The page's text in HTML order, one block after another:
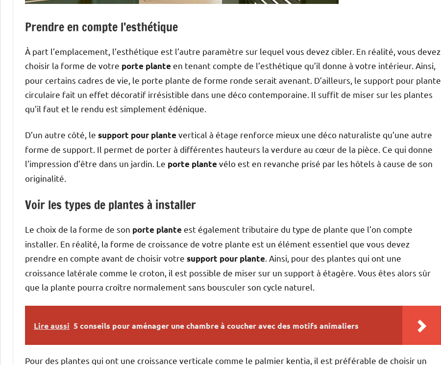
Prendre en compte l’esthétique
À part l’emplacement, l’esthétique est l’autre paramètre sur lequel vous devez cibler. En réalité, vous devez
choisir la forme de votre porte planteen tenant compte de l’esthétique qu’il donne à votre intérieur. Ainsi,
pour certains cadres de vie, le porte plante de forme ronde serait avenant. D’ailleurs, le support pour plante
circulaire fait un effet décoratif irrésistible dans une déco contemporaine. Il suffit de miser sur les plantes
qu’il faut et le rendu est simplement édénique.
D’un autre côté, le support pour plantevertical à étage renforce mieux une déco naturaliste qu’une autre
forme de support. Il permet de porter à différentes hauteurs la verdure au cœur de la pièce. Ce qui donne
l’impression d’être dans un jardin. Le porte plantevélo est en revanche prisé par les hôtels à cause de son
originalité.
Voir les types de plantes à installer
Le choix de la forme de son porte planteest également tributaire du type de plante que l’on compte
installer. En réalité, la forme de croissance de votre plante est un élément essentiel que vous devez
prendre en compte avant de choisir votre support pour plante . Ainsi, pour des plantes qui ont une
croissance latérale comme le croton, il est possible de miser sur un support à étagère. Vous êtes alors sûr
que la plante pourra croître normalement sans bousculer son cycle naturel.
Lire aussi 5 conseils pour aménager une chambre à coucher avec des motifs animaliers
Pour des plantes qui ont une croissance verticale comme le palmier kentia, il est préférable de choisir un